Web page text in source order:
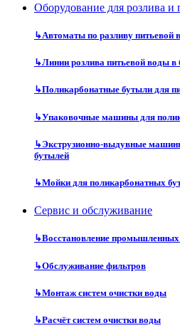
Оборудование для розлива
↳Автоматы по разливу питьевой
↳Линии розлива питьевой воды в
↳Поликарбонатные бутыли для
↳Упаковочные машины для
↳Экструзионно-выдувные
бутылей
↳Мойки для поликарбонатных
Сервис и обслуживание
↳Восстановление
↳Обслуживание фильтров
↳Монтаж систем очистки воды
↳Расчёт систем очистки воды